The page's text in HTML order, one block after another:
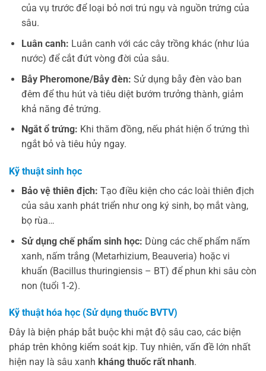
của vụ trước để loại bỏ nơi trú ngụ và nguồn trứng của
sâu.
Luân canh: Luân canh với các cây trồng khác (như lúa
nước) để cắt đứt vòng đời của sâu.
Bẫy Pheromone/Bẫy đèn: Sử dụng bẫy đèn vào ban
đêm để thu hút và tiêu diệt bướm trưởng thành, giảm
khả năng đẻ trứng.
Ngắt ổ trứng: Khi thăm đồng, nếu phát hiện ổ trứng thì
ngắt bỏ và tiêu hủy ngay.
Kỹ thuật sinh học
Bảo vệ thiên địch: Tạo điều kiện cho các loài thiên địch
của sâu xanh phát triển như ong ký sinh, bọ mắt vàng,
bọ rùa…
Sử dụng chế phẩm sinh học: Dùng các chế phẩm nấm
xanh, nấm trắng (Metarhizium, Beauveria) hoặc vi
khuẩn (Bacillus thuringiensis – BT) để phun khi sâu còn
non (tuổi 1-2).
Kỹ thuật hóa học (Sử dụng thuốc BVTV)
Đây là biện pháp bắt buộc khi mật độ sâu cao, các biện
pháp trên không kiểm soát kịp. Tuy nhiên, vấn đề lớn nhất
hiện nay là sâu xanh kháng thuốc rất nhanh.